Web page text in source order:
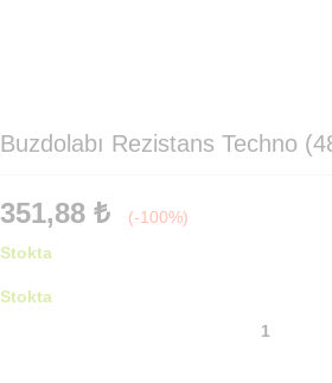
Buzdolabı Rezistans Techno
351,88 ₺
(-100%)
Stokta
Stokta